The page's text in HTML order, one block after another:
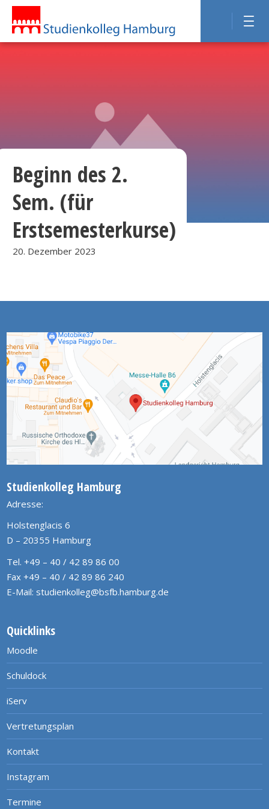
Beginn des 2.
Sem. (für
Erstsemesterkurse)
20. Dezember 2023
Studienkolleg Hamburg
Adresse:
Holstenglacis 6
D – 20355 Hamburg
Tel. +49 – 40 / 42 89 86 00
Fax +49 – 40 / 42 89 86 240
E-Mail: studienkolleg@bsfb.hamburg.de
Quicklinks
Moodle
Schuldock
iServ
Vertretungsplan
Kontakt
Instagram
Termine